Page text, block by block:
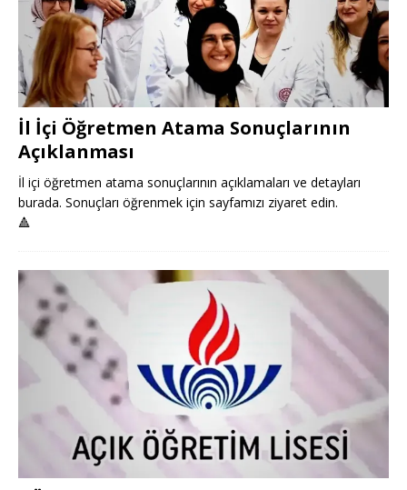
İl İçi Öğretmen Atama Sonuçlarının
Açıklanması
İl içi öğretmen atama sonuçlarının açıklamaları ve detayları
burada. Sonuçları öğrenmek için sayfamızı ziyaret edin.
🔺